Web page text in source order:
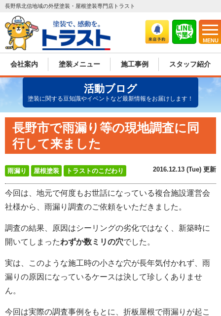
MENU
長野県北信地域の外壁塗装・屋根塗装専門店トラスト
会社案内 塗装メニュー 施工事例 スタッフ紹介
活動ブログ
塗装に関する豆知識やイベントなど最新情報をお届けします！
長野市で雨漏り等の現地調査に同
行して来ました
雨漏り 屋根塗装 トラストのこだわり 2016.12.13 (Tue) 更新
今回は、地元で何度もお世話になっている複合施設運営会
社様から、雨漏り調査のご依頼をいただきました。
調査の結果、原因はシーリングの劣化ではなく、新築時に
開いてしまったわずか数ミリの穴でした。
実は、このような施工時の小さな穴が長年気付かれず、雨
漏りの原因になっているケースは決して珍しくありませ
ん。
今回は実際の調査事例をもとに、折板屋根で雨漏りが起こ